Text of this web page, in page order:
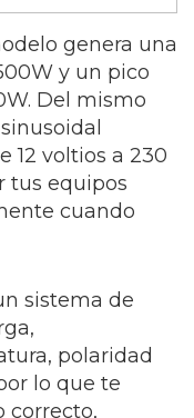
genera una
y un pico
Del mismo
12 voltios a 230
tus equipos
cuando
sistema de
polaridad
lo que te
correcto,